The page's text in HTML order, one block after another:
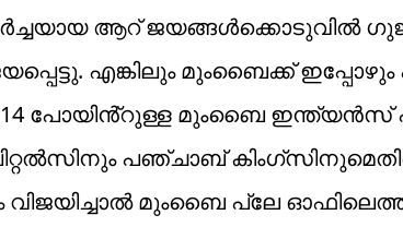
ആറ് ജയങ്ങൾക്കൊടുവിൽ
എങ്കിലും മുംബൈക്ക്
പോയിൻ്റുള്ള മുംബൈ ഇന്ത്യൻസ്
പഞ്ചാബ്
മുംബൈ പ്ലേ